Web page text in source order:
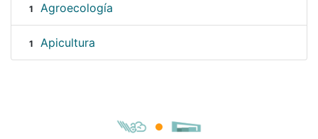
1 Agroecología
1 Apicultura